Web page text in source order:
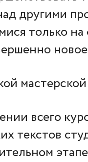
другими
только на
мастерской
всего
текстов